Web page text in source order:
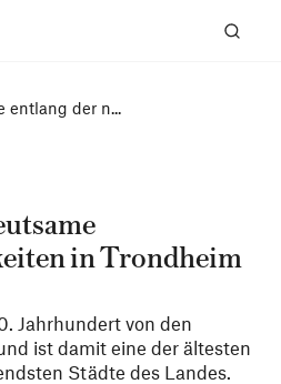
entlang der n...
in Trondheim
Jahrhundert von den
ist damit eine der ältesten
Städte des Landes.